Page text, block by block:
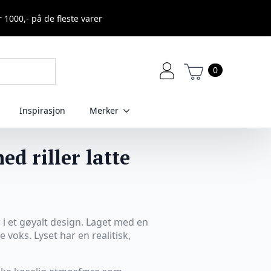
1000,- på de fleste varer
0
Inspirasjon Merker
riller latte
et gøyalt design. Laget med en
voks. Lyset har en realitisk,